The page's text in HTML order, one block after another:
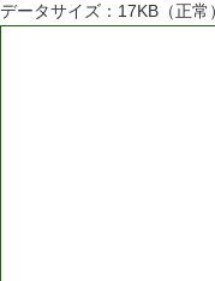
データサイズ： 17KB（正常）